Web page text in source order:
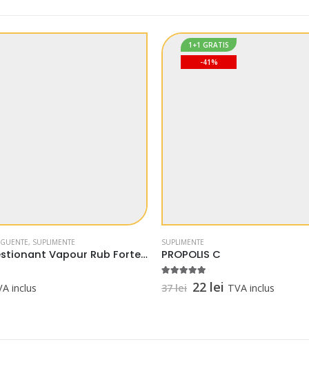
, SUPLIMENTE
Decongestionant Vapour Rub Forte, General Medicine, textura crema, 40 g
inclus
1+1 GRATIS
-41%
SUPLIMENTE
PROPOLIS C
out of 5
37lei Prețul
37 lei.
22 lei Prețul
TVA inclus